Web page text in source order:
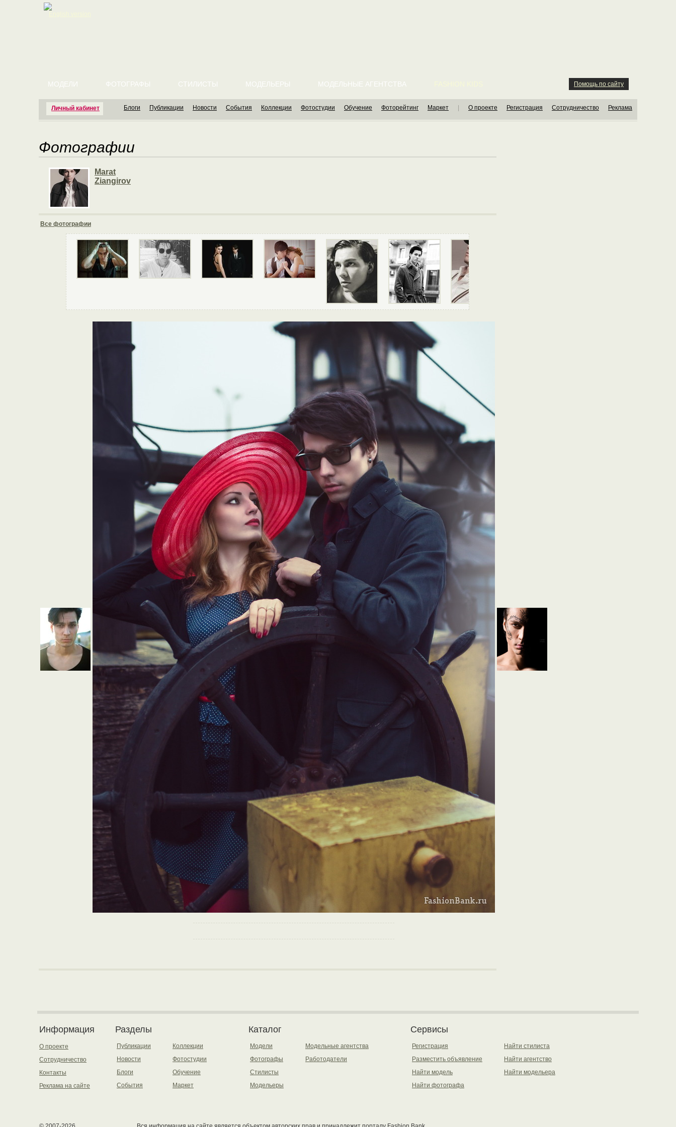
Личный кабинет
МОДЕЛИ ФОТОГРАФЫ СТИЛИСТЫ МОДЕЛЬЕРЫ МОДЕЛЬНЫЕ АГЕНТСТВА Помощь по сайту
Блоги Публикации Новости События Коллекции Фотостудии Обучение Фоторейтинг Маркет О проекте Регистрация Сотрудничество Реклама
Фотографии
Marat
Ziangirov
Все фотографии
Информация
О проекте
Сотрудничество
Контакты
Реклама на сайте
Разделы
Публикации
Новости
Блоги
События
Коллекции
Фотостудии
Обучение
Маркет
Каталог
Модели
Фотографы
Стилисты
Модельеры
Модельные агентства
Работодатели
Сервисы
Регистрация
Разместить объявление
Найти модель
Найти фотографа
Найти стилиста
Найти агентство
Найти модельера